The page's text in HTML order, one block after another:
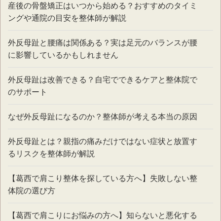
産後の骨盤矯正はいつから始める？おすすめのタイミ
ングや通院の目安を整体師が解説
外反母趾と腰痛は関係ある？実は足元のバランスが腰
に影響しているかもしれません
外反母趾は改善できる？自宅でできるケアと整体院で
のサポート
なぜ外反母趾になるのか？整体師が考える本当の原因
外反母趾とは？親指の痛みだけではない症状と放置す
るリスクを整体師が解説
【葛西で肩こり整体を探している方へ】失敗しない整
体院の選び方
【葛西で肩こりにお悩みの方へ】知らないと悪化する